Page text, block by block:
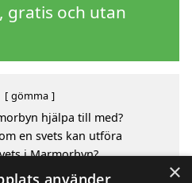
gratis och utan
gömma
hjälpa till med?
en svets kan utföra
i Marmorbyn?
i Marmorbyn ×
använder